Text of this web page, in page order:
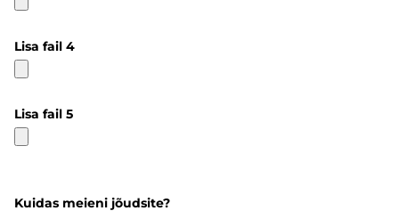
Lisa fail 4
Lisa fail 5
Kuidas meieni jõudsite?